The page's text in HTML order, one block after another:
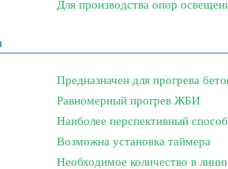
Для производства опор
Предназначен для прогрева
Равномерный прогрев ЖБИ
Наиболее перспективный
Возможна установка таймера
Необходимое количество в